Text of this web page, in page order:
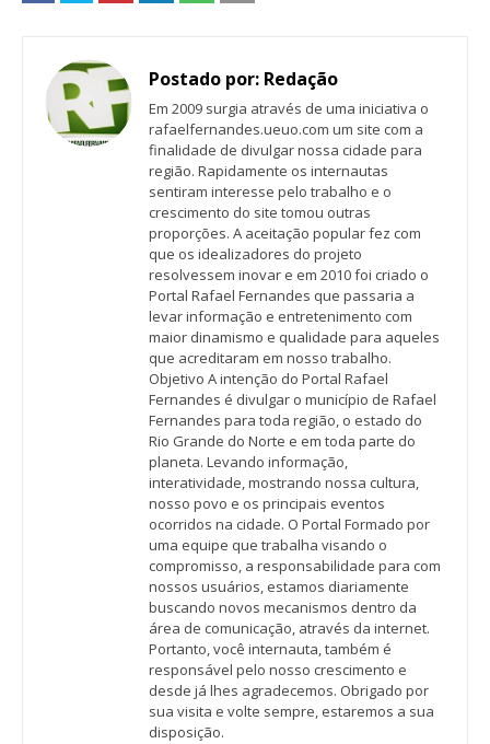
Postado por: Redação
Em 2009 surgia através de uma iniciativa o
rafaelfernandes.ueuo.com um site com a
finalidade de divulgar nossa cidade para
região. Rapidamente os internautas
sentiram interesse pelo trabalho e o
crescimento do site tomou outras
proporções. A aceitação popular fez com
que os idealizadores do projeto
resolvessem inovar e em 2010 foi criado o
Portal Rafael Fernandes que passaria a
levar informação e entretenimento com
maior dinamismo e qualidade para aqueles
que acreditaram em nosso trabalho.
Objetivo A intenção do Portal Rafael
Fernandes é divulgar o município de Rafael
Fernandes para toda região, o estado do
Rio Grande do Norte e em toda parte do
planeta. Levando informação,
interatividade, mostrando nossa cultura,
nosso povo e os principais eventos
ocorridos na cidade. O Portal Formado por
uma equipe que trabalha visando o
compromisso, a responsabilidade para com
nossos usuários, estamos diariamente
buscando novos mecanismos dentro da
área de comunicação, através da internet.
Portanto, você internauta, também é
responsável pelo nosso crescimento e
desde já lhes agradecemos. Obrigado por
sua visita e volte sempre, estaremos a sua
disposição.